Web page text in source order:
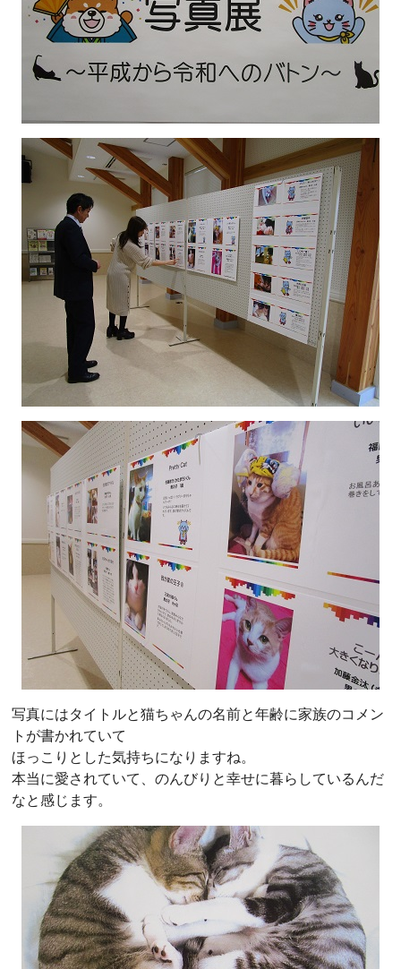
写真にはタイトルと猫ちゃんの名前と年齢に家族のコメン
トが書かれていて
ほっこりとした気持ちになりますね。
本当に愛されていて、のんびりと幸せに暮らしているんだ
なと感じます。